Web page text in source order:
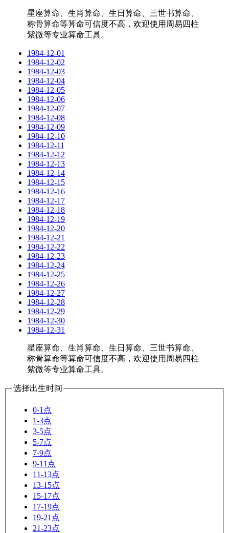
星座算命、生肖算命、生日算命、三世书算命、
称骨算命等算命可信度不高，欢迎使用周易四柱
紫微等专业算命工具。
1984-12-01
1984-12-02
1984-12-03
1984-12-04
1984-12-05
1984-12-06
1984-12-07
1984-12-08
1984-12-09
1984-12-10
1984-12-11
1984-12-12
1984-12-13
1984-12-14
1984-12-15
1984-12-16
1984-12-17
1984-12-18
1984-12-19
1984-12-20
1984-12-21
1984-12-22
1984-12-23
1984-12-24
1984-12-25
1984-12-26
1984-12-27
1984-12-28
1984-12-29
1984-12-30
1984-12-31
星座算命、生肖算命、生日算命、三世书算命、
称骨算命等算命可信度不高，欢迎使用周易四柱
紫微等专业算命工具。
选择出生时间
0-1点
1-3点
3-5点
5-7点
7-9点
9-11点
11-13点
13-15点
15-17点
17-19点
19-21点
21-23点